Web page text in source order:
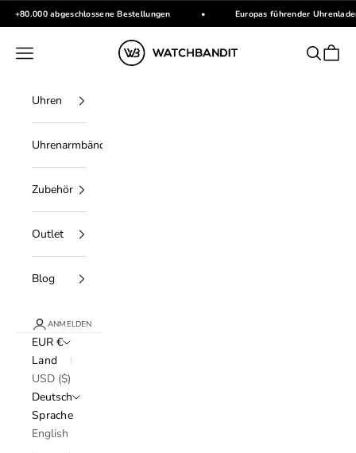
Zum Inhalt springen
+80.000 abgeschlossene Bestellungen • Europas führender
WATCHBANDIT
Menü Suchen
Uhren
Uhrenarmbänder
Zubehör
Outlet
Blog
ANMELDEN
EUR €
Land
USD ($)
Deutsch
Sprache
English